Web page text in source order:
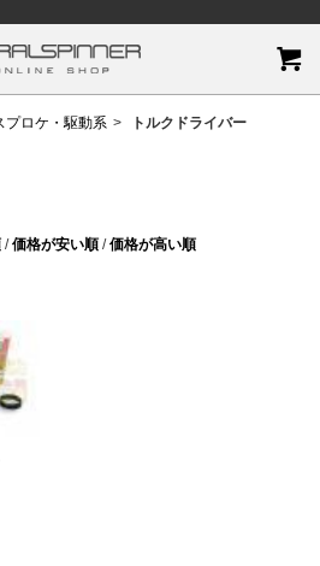
プロケ・駆動系 トルクドライバー
/価格が安い順 /価格が高い順